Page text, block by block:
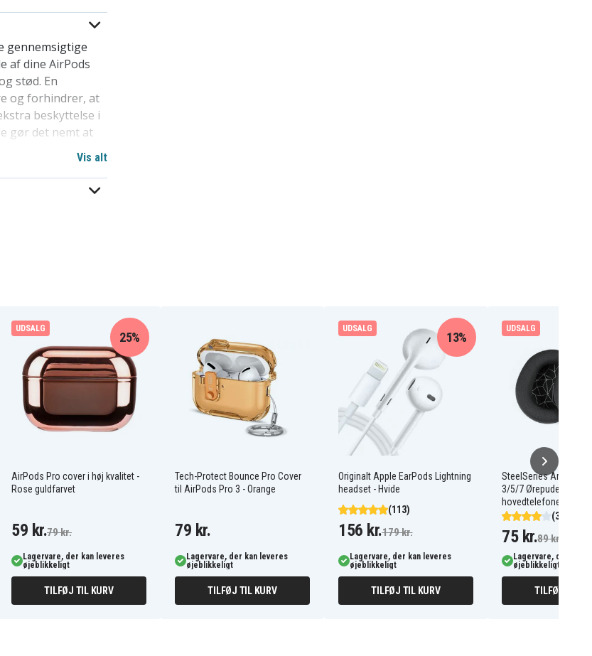
gennemsigtige
af dine AirPods
stød. En
og forhindrer, at
beskyttelse i
gør det nemt at
med
Vis alt
UDSALG
AirPods Pro cover i høj kvalitet -
Rose guldfarvet
25%
59 kr.79 kr.
Lagervare, der kan leveres
øjeblikkeligt
TILFØJ TIL KURV
Tech-Protect Bounce Pro Cover
til AirPods Pro 3 - Orange
79 kr.
Lagervare, der kan leveres
øjeblikkeligt
TILFØJ TIL KURV
UDSALG
Originalt Apple EarPods Lightning
headset - Hvide
(113)
13%
156 kr.179 kr.
Lagervare, der kan leveres
øjeblikkeligt
TILFØJ TIL KURV
UDSALG
SteelSeries Arctis
3/5/7 Ørepuder til
hovedtelefoner, 1 par
(3)
75 kr.89 kr.
Lagervare, der kan
øjeblikkeligt
TILFØJ TIL